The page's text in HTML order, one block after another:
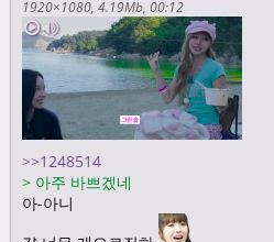
1920×1080 4.19Mb 00:12
>>1248514
> 아주 바쁘겠네
아-아니